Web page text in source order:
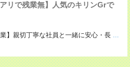
アリで残業無】人気のキリンGrで
】親切丁寧な社員と一緒に安心・長 ...